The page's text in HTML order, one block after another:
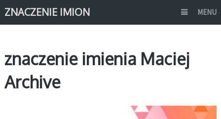
ZNACZENIE IMION MENU
znaczenie imienia Maciej
Archive